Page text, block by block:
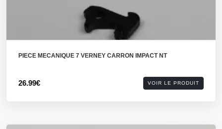
PIECE MECANIQUE 7 VERNEY CARRON IMPACT NT
26.99€ VOIR LE PRODUIT